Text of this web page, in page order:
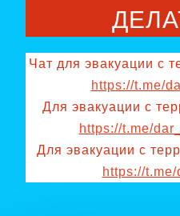
Чат для эвакуации с
https://t.me/
Для эвакуации с
https://t.me/
Для эвакуации с
https://